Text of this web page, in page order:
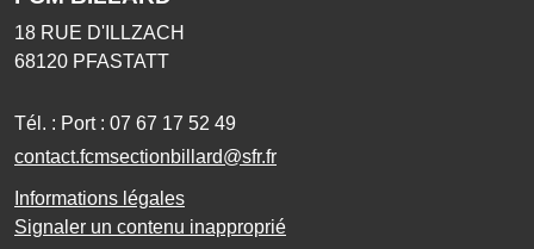
18 RUE D'ILLZACH
68120 PFASTATT
Tél. : Port : 07 67 17 52 49
contact.fcmsectionbillard@sfr.fr
Informations légales
Signaler un contenu inapproprié